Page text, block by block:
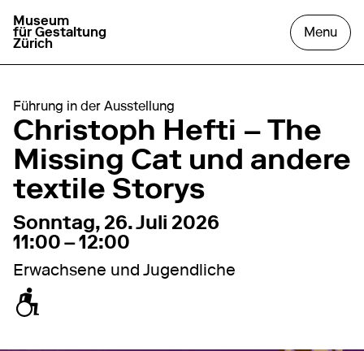
go to homepage
Museum
für Gestaltung
Zürich
Menu
Führung in der Ausstellung
Christoph Hefti – The
Missing Cat und andere
textile Storys
26. Juli 202611:00 – 12:00
Sonntag, 26. Juli 2026
11:00 – 12:00
Erwachsene und Jugendliche